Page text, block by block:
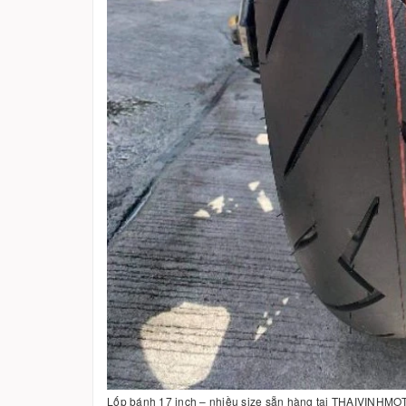
Lốp bánh 17 inch – nhiều size sẵn hàng tại